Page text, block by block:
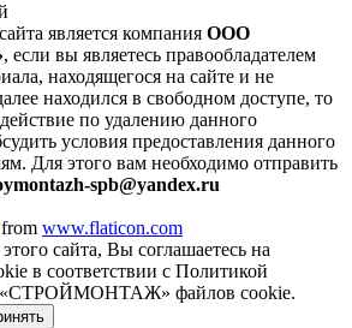
является компания ООО
, если вы являетесь правообладателем
находящегося на сайте и не
находился в свободном доступе, то
по удалению данного
условия предоставления данного
Для этого вам необходимо отправить
spb@yandex.ru
from www.flaticon.com
сайта, Вы соглашаетесь на
в соответствии с Политикой
«СТРОЙМОНТАЖ» файлов cookie.